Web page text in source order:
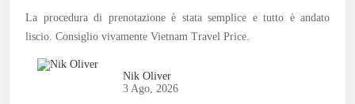
La procedura di prenotazione è stata semplice e tutto è andato
liscio. Consiglio vivamente Vietnam Travel Price.
Nik Oliver
3 Ago, 2026